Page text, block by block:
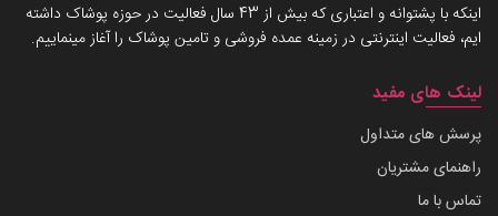
اینکه با پشتوانه و اعتباری که بیش از 43 سال فعالیت در حوزه پوشاک داشته
ایم، فعالیت اینترنتی در زمینه عمده فروشی و تامین پوشاک را آغاز مینماییم.
لینک های مفید
پرسش های متداول
راهنمای مشتریان
تماس با ما